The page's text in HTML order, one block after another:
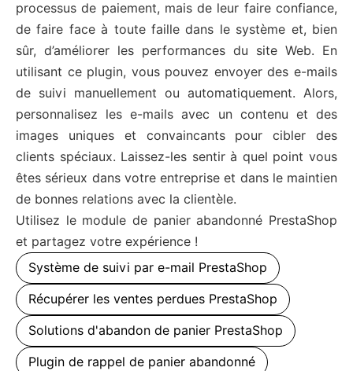
processus de paiement, mais de leur faire confiance,
de faire face à toute faille dans le système et, bien
sûr, d’améliorer les performances du site Web. En
utilisant ce plugin, vous pouvez envoyer des e-mails
de suivi manuellement ou automatiquement. Alors,
personnalisez les e-mails avec un contenu et des
images uniques et convaincants pour cibler des
clients spéciaux. Laissez-les sentir à quel point vous
êtes sérieux dans votre entreprise et dans le maintien
de bonnes relations avec la clientèle.
Utilisez le module de panier abandonné PrestaShop
et partagez votre expérience !
Système de suivi par e-mail PrestaShop
Récupérer les ventes perdues PrestaShop
Solutions d'abandon de panier PrestaShop
Plugin de rappel de panier abandonné